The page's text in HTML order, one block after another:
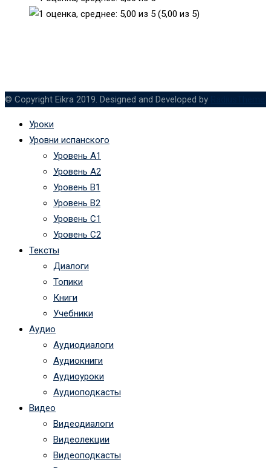
(5,00 из 5)
© Copyright Eikra 2019. Designed and Developed by
Уроки
Уровни испанского
Уровень А1
Уровень А2
Уровень B1
Уровень B2
Уровень C1
Уровень C2
Тексты
Диалоги
Топики
Книги
Учебники
Аудио
Аудиодиалоги
Аудиокниги
Аудиоуроки
Аудиоподкасты
Видео
Видеодиалоги
Видеолекции
Видеоподкасты